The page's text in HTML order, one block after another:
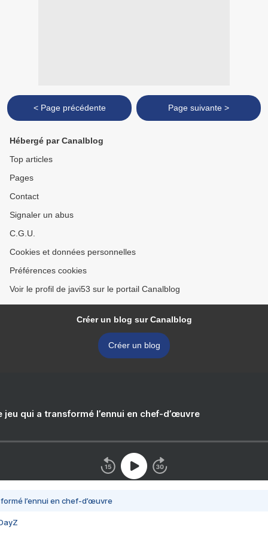
< Page précédente Page suivante >
Hébergé par Canalblog
Top articles
Pages
Contact
Signaler un abus
C.G.U.
Cookies et données personnelles
Préférences cookies
Voir le profil de javi53 sur le portail Canalblog
Créer un blog sur Canalblog
Créer un blog
jeu qui a transformé l’ennui en chef-d’œuvre
l’ennui en chef-d’œuvre